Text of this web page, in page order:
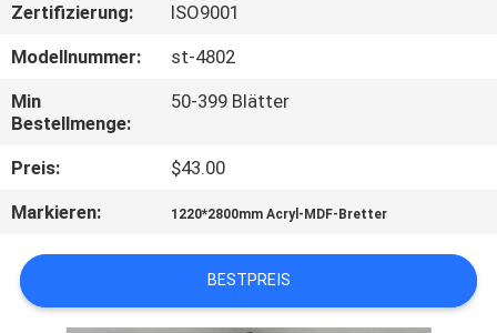
AUSFLUG
TRETEN
SIE
MIT
UNS
IN
VERBINDUNG
Zertifizierung:
ISO9001
Modellnummer:
st-4802
Min
Bestellmenge:
50-399 Blätter
Preis:
$43.00
Markieren:
1220*2800mm Acryl-MDF-Bretter
BESTPREIS